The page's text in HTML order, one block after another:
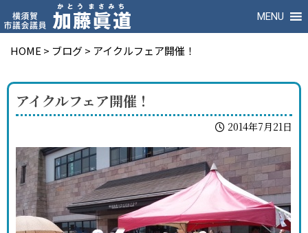
MENU
HOME > ブログ> アイクルフェア開催！
アイクルフェア開催！
2014年7月21日